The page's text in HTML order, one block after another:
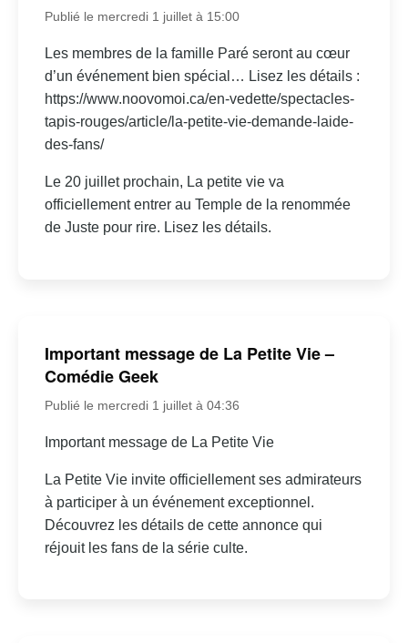
Publié le mercredi 1 juillet à 15:00
Les membres de la famille Paré seront au cœur
d’un événement bien spécial… Lisez les détails :
https://www.noovomoi.ca/en-vedette/spectacles-
tapis-rouges/article/la-petite-vie-demande-laide-
des-fans/
Le 20 juillet prochain, La petite vie va
officiellement entrer au Temple de la renommée
de Juste pour rire. Lisez les détails.
Important message de La Petite Vie –
Comédie Geek
Publié le mercredi 1 juillet à 04:36
Important message de La Petite Vie
La Petite Vie invite officiellement ses admirateurs
à participer à un événement exceptionnel.
Découvrez les détails de cette annonce qui
réjouit les fans de la série culte.